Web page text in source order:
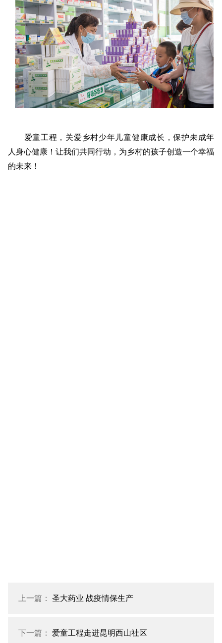
爱童工程，关爱乡村少年儿童健康成长，保护未成年
人身心健康！让我们共同行动，为乡村的孩子创造一个幸福
的未来！
上一篇： 圣大药业 战疫情保生产
下一篇： 爱童工程走进昆明西山社区